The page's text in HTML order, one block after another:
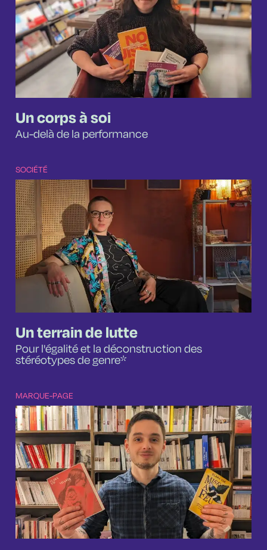
Un corps à soi
Au-delà de la performance
SOCIÉTÉ
Un terrain de lutte
Pour l'égalité et la déconstruction des
stéréotypes de genre*
MARQUE-PAGE